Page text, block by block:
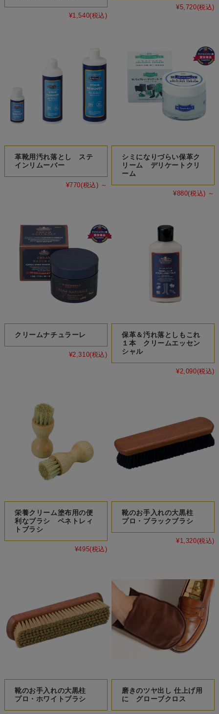
¥1,540(税込)
¥5,720(税込)
革靴用汚れ落とし ステ
インリムーバー
¥770(税込) ～
シミになりづらい保革ク
リーム デリケートクリ
ーム
¥880(税込) ～
クリームナチュラーレ
¥2,310(税込)
保革＆汚れ落としもこれ
１本 クリームエッセン
シャル
¥2,090(税込)
栄養クリーム塗布用の便
利なブラシ ペネトレィ
トブラシ
¥495(税込)
靴のお手入れの大黒柱
プロ・ブラックブラシ
¥1,320(税込)
靴のお手入れの大黒柱
プロ・ホワイトブラシ
磨きのツヤ出し 仕上げ用
に グローブクロス